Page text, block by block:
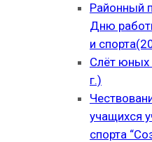
Районный
Дню
и
Слёт юных
г.)
учащихся
спорта